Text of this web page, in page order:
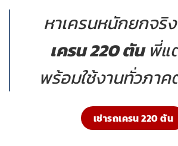
หาเครนหนักยกจริ
เครน 220 ตันพี่แ
พร้อมใช้งานทั่วภาค
เช่ารถเครน 220 ตัน